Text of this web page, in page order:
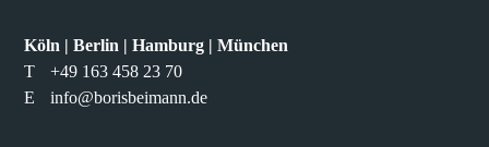
Köln | Berlin | Hamburg | München
T
+49 163 458 23 70
E
info@borisbeimann.de